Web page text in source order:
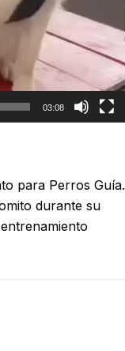
03:08
para Perros Guía.
durante su